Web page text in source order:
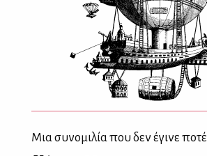
Μια συνομιλία που δεν έγινε ποτέ